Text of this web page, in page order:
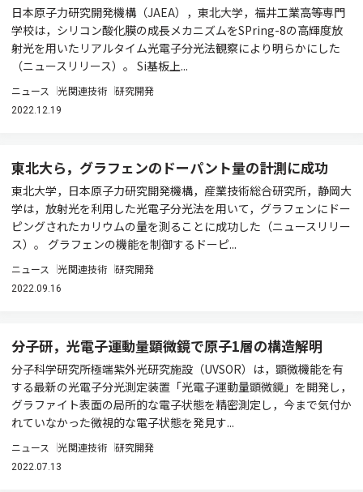
日本原子力研究開発機構（JAEA），東北大学，福井工業高等専門
学校は，シリコン酸化膜の成長メカニズムをSPring-8の高輝度放
射光を用いたリアルタイム光電子分光法観察により明らかにした
（ニュースリリース）。 Si基板上...
ニュース 光関連技術 研究開発
2022.12.19
東北大ら，グラフェンのドーパント量の計測に成功
東北大学，日本原子力研究開発機構，産業技術総合研究所，静岡大
学は，放射光を利用した光電子分光法を用いて，グラフェンにドー
ピングされたカリウムの量を測ることに成功した（ニュースリリー
ス）。 グラフェンの機能を制御するドーピ...
ニュース 光関連技術 研究開発
2022.09.16
分子研，光電子運動量顕微鏡で原子1層の構造解明
分子科学研究所極端紫外光研究施設（UVSOR）は，顕微機能を有
する最新の光電子分光測定装置「光電子運動量顕微鏡」を開発し，
グラファイト表面の局所的な電子状態を精密測定し，今まで気付か
れていなかった微視的な電子状態を発見す...
ニュース 光関連技術 研究開発
2022.07.13